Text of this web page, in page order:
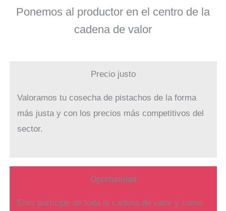
Ponemos al productor en el centro de la
cadena de valor
Precio justo
Valoramos tu cosecha de pistachos de la forma
más justa y con los precios más competitivos del
sector.
Oportunidad
Eres partícipe de toda la cadena de valor y como